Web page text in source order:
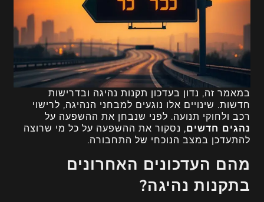
במאמר זה, נדון בעדכון תקנות נהיגה ובדרישות
חדשות. שינויים אלו נוגעים למבחני הנהיגה, לרישוי
רכב ולחוקי תנועה. לפני שנבחן את ההשפעה על
נהגים חדשים, נסקור את ההשפעה על כל מי שרוצה
להתעדכן במצב הנוכחי של התחבורה.
מהם העדכונים האחרונים
בתקנות נהיגה?